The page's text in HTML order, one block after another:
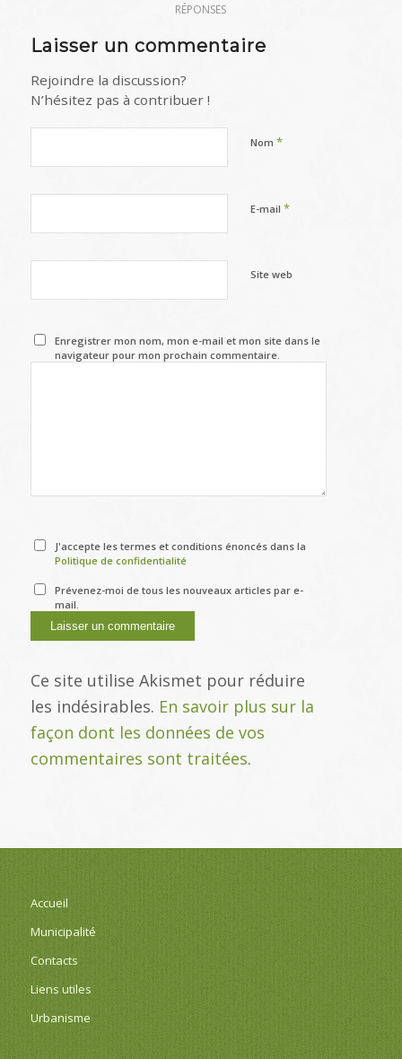
RÉPONSES
Laisser un commentaire
Rejoindre la discussion?
N’hésitez pas à contribuer !
Nom *
E-mail *
Site web
Enregistrer mon nom, mon e-mail et mon site dans le
navigateur pour mon prochain commentaire.
J'accepte les termes et conditions énoncés dans la
Politique de confidentialité
Prévenez-moi de tous les nouveaux articles par e-
mail.
Ce site utilise Akismet pour réduire
les indésirables. En savoir plus sur la
façon dont les données de vos
commentaires sont traitées.
Accueil
Municipalité
Contacts
Liens utiles
Urbanisme